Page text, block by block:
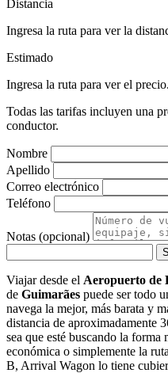
Distancia
Ingresa la ruta para ver la
Estimado
Ingresa la ruta para ver el precio.
Todas las tarifas incluyen una
conductor.
Nombre
Apellido
Correo electrónico
Teléfono
Notas (opcional)
Viajar desde el Aeropuerto de
de Guimarães puede ser todo
navega la mejor, más barata y
distancia de aproximadamente
sea que esté buscando la
económica o simplemente la
B, Arrival Wagon lo tiene